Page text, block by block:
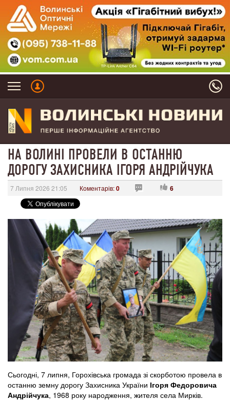
НА ВОЛИНІ ПРОВЕЛИ В ОСТАННЮ
ДОРОГУ ЗАХИСНИКА ІГОРЯ АНДРІЙЧУКА
7 Липня 2026 21:05 Коментарів:0 6
Сьогодні, 7 липня, Горохівська громада зі скорботою провела в
останню земну дорогу Захисника України Ігоря Федоровича
Андрійчука, 1968 року народження, жителя села Мирків.